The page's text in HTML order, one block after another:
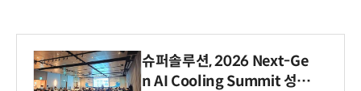
슈퍼솔루션, 2026 Next-Ge
n AI Cooling Summit 성황